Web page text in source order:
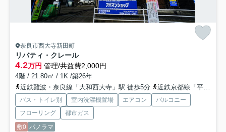
奈良市西大寺新田町
リバティ・クレール
4.2万円 管理/共益費2,000円
4階 / 21.80㎡ / 1K /築26年
近鉄難波・奈良線「大和西大寺」駅 徒歩5分
近鉄京都線「平城」駅 徒歩15分
バス・トイレ別 室内洗濯機置場 エアコン
バルコニー
フローリング
都市ガス
敷0 パノラマ